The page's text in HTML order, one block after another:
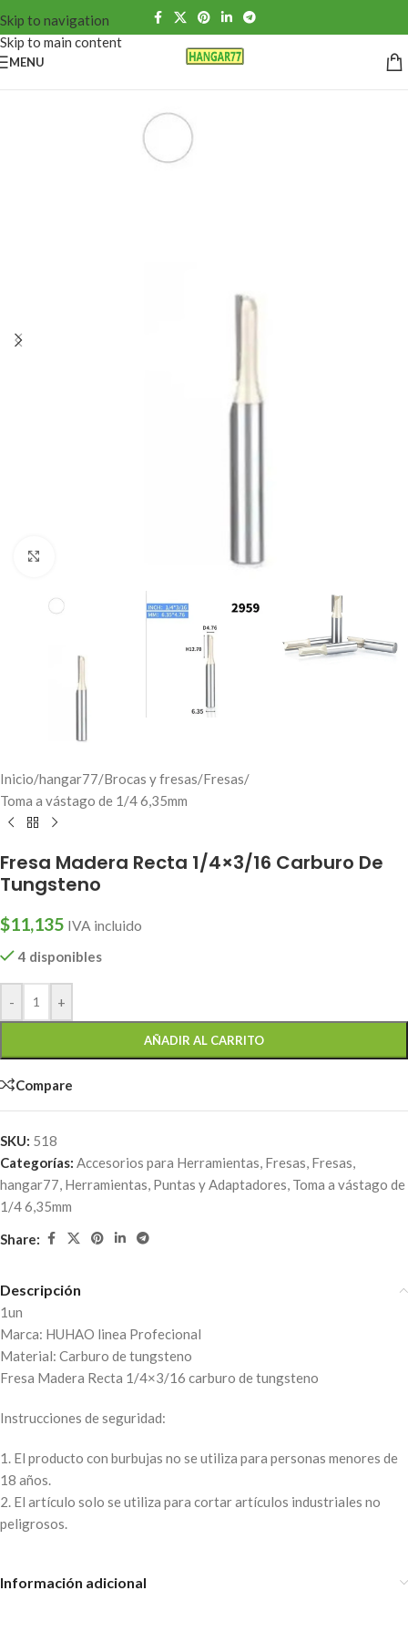
Skip to navigation
Skip to main content
MENU
Inicio/hangar77/Brocas y fresas/Fresas/
Toma a vástago de 1/4 6,35mm
Fresa Madera Recta 1/4×3/16 Carburo De
Tungsteno
$11,135 IVA incluido
4 disponibles
- +
AÑADIR AL CARRITO
Compare
SKU: 518
Categorías: Accesorios para Herramientas, Fresas, Fresas,
hangar77, Herramientas, Puntas y Adaptadores, Toma a vástago de
1/4 6,35mm
Share:
Descripción
1un
Marca: HUHAO linea Profecional
Material: Carburo de tungsteno
Fresa Madera Recta 1/4×3/16 carburo de tungsteno
Instrucciones de seguridad:
1. El producto con burbujas no se utiliza para personas menores de
18 años.
2. El artículo solo se utiliza para cortar artículos industriales no
peligrosos.
Información adicional